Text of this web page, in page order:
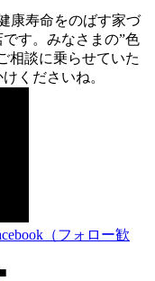
康寿命をのばす家づ
す。みなさまの”色
相談に乗らせていた
くださいね。
（フォロー歓
■